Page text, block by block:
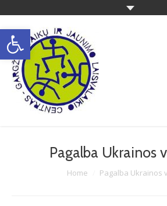
Open toolbar
Teisinė
Veikla
Pagalba Ukrainos
Home Pagalba Ukrainos